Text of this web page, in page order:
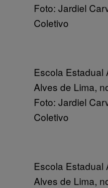
Foto: Jardiel
Coletivo
Escola Estadual
Alves de Lima,
Foto: Jardiel
Coletivo
Escola Estadual
Alves de Lima,